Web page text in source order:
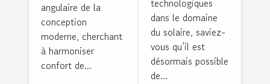
plan de
maison
angulaire de la
conception
moderne, cherchant
à harmoniser
confort de...
avec ce kit
autonome
solaire !
technologiques
dans le domaine
du solaire, saviez-
vous qu’il est
désormais possible
de...